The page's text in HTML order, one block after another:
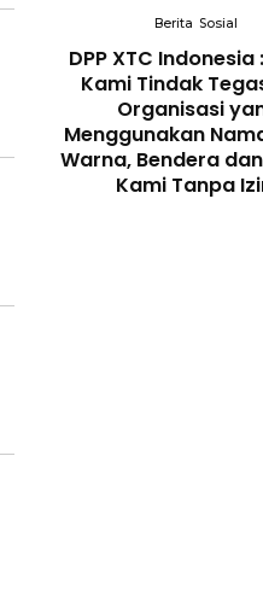
Berita Sosial
DPP XTC Indonesia
Kami Tindak
Organisasi
Menggunakan
Warna, Bendera
Kami Tanpa